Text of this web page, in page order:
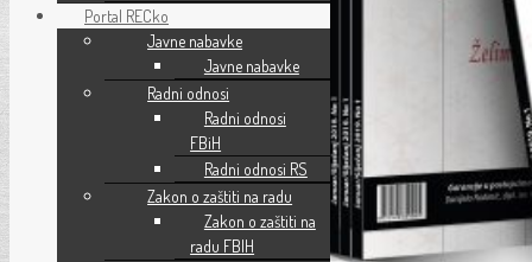
Portal RECko
Javne nabavke
Javne nabavke
Radni odnosi
Radni odnosi
FBiH
Radni odnosi RS
Zakon o zaštiti na radu
Zakon o zaštiti na
radu FBIH